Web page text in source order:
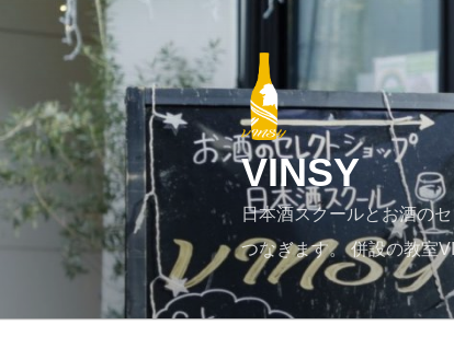
ツ
へ
ス
ッ
VINSY
日本酒スクールとお酒の
つなぎます。 併設の教室